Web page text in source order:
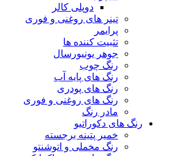
دوپلی کالر
تینر های روغنی و فوری
پرایمر
تثبیت کننده ها
جوهر یونیورسال
رنگ چوب
رنگ‌ های پایه آب
رنگ های پودری
رنگ‌ های روغنی و فوری
مادر رنگ
رنگ های دکوراتیو
خمیر پتینه برجسته
رنگ مخملی و اتوشنتو